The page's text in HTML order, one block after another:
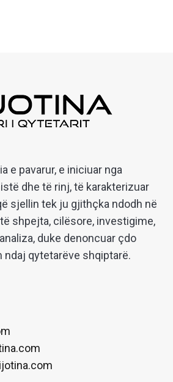
e pavarur, e iniciuar nga
dhe të rinj, të karakterizuar
sjellin tek ju gjithçka ndodh në
shpejta, cilësore, investigime,
duke denoncuar çdo
ndaj qytetarëve shqiptarë.